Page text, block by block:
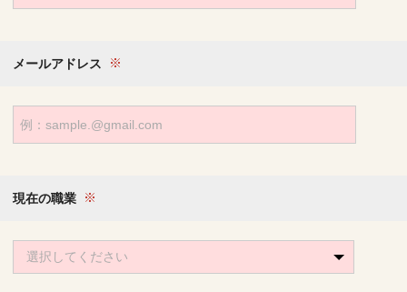
メールアドレス
現在の職業
選択してください